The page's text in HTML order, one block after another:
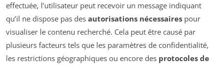
effectuée, l’utilisateur peut recevoir un message indiquant
qu’il ne dispose pas des autorisations nécessaires pour
visualiser le contenu recherché. Cela peut être causé par
plusieurs facteurs tels que les paramètres de confidentialité,
les restrictions géographiques ou encore des protocoles de